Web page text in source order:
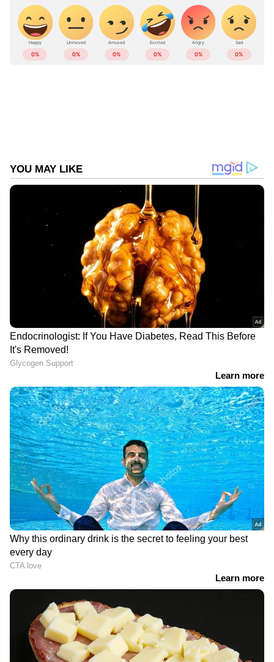
15 വയസ് മുതല്‍ സ്റ്റേജ് ഷോകള്‍
ചെയ്യുന്നൊരാളാണ് ഞാന്‍. ഒട്ടനവധി ഷോകള്‍
Related Articles
'ഭാവി നോക്കാം, മന്ത്രിസഭയിൽ ജ്യോത്സ്യൻ
കൂടി വേണം'; താൻ റെഡി എന്ന് സന്തോഷ്
പണ്ഡിറ്റ്
'ഇതിലും ഭേദം സിനിമ എടുത്തിടെടാ..';
'അതിരടി'യുടെ പ്രധാനഭാ​ഗങ്ങൾ ഉൾപ്പടെ
ഇൻസ്റ്റാ​ഗ്രാമിൽ, വൻ വിമർശനം